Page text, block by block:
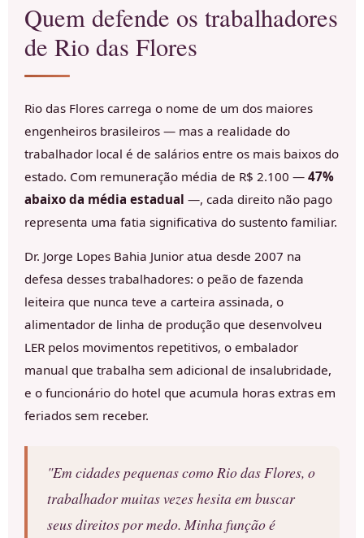
Quem defende os trabalhadores
de Rio das Flores
Rio das Flores carrega o nome de um dos maiores
engenheiros brasileiros — mas a realidade do
trabalhador local é de salários entre os mais baixos do
estado. Com remuneração média de R$ 2.100 — 47%
abaixo da média estadual —, cada direito não pago
representa uma fatia significativa do sustento familiar.
Dr. Jorge Lopes Bahia Junior atua desde 2007 na
defesa desses trabalhadores: o peão de fazenda
leiteira que nunca teve a carteira assinada, o
alimentador de linha de produção que desenvolveu
LER pelos movimentos repetitivos, o embalador
manual que trabalha sem adicional de insalubridade,
e o funcionário do hotel que acumula horas extras em
feriados sem receber.
"Em cidades pequenas como Rio das Flores, o
trabalhador muitas vezes hesita em buscar
seus direitos por medo. Minha função é